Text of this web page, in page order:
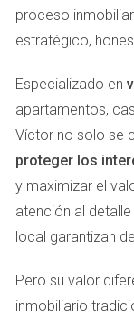
Es esencial tener
"resultados". ¿Se
Revisa las
Compara
sector.
Identifica
específicos
peores.
Citar fuentes
hallazgos. Por
proceso
estratégico,
Especializado en
apartamentos,
Víctor no solo se
proteger los
y maximizar el
atención al
local garantizan
Pero su valor
inmobiliario